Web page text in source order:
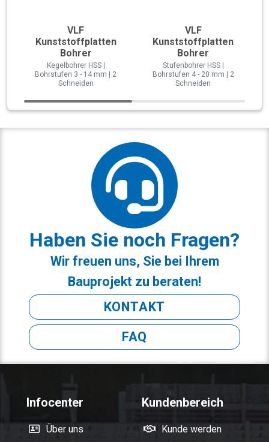
VLF
Kunststoffplatten
Bohrer
Kegelbohrer HSS |
Bohrstufen 3 - 14 mm | 2
Schneiden
VLF
Kunststoffplatten
Bohrer
Stufenbohrer HSS |
Bohrstufen 4 - 20 mm | 2
Schneiden
Haben Sie noch Fragen?
Wir freuen uns, Sie bei Ihrem
Bauprojekt zu beraten!
KONTAKT
FAQ
Infocenter
Über uns
Kundenbereich
Kunde werden